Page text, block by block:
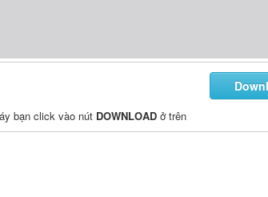
bạn click vào nút DOWNLOAD ở trên